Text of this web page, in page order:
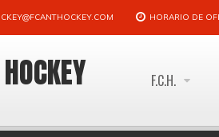
HORARIO DE
F.C.H.